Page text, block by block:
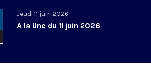
Jeudi 11 juin 2026
A la Une du 11 juin 2026